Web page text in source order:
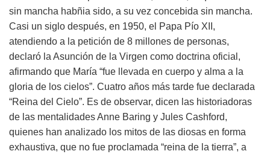
sin mancha habñia sido, a su vez concebida sin mancha.
Casi un siglo después, en 1950, el Papa Pío XII,
atendiendo a la petición de 8 millones de personas,
declaró la Asunción de la Virgen como doctrina oficial,
afirmando que María “fue llevada en cuerpo y alma a la
gloria de los cielos”. Cuatro años más tarde fue declarada
“Reina del Cielo”. Es de observar, dicen las historiadoras
de las mentalidades Anne Baring y Jules Cashford,
quienes han analizado los mitos de las diosas en forma
exhaustiva, que no fue proclamada “reina de la tierra”, a